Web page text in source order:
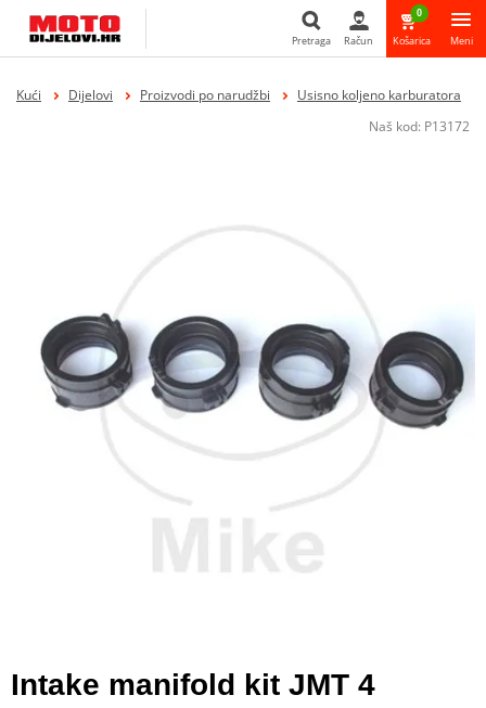
Pretraga
Pretraga Račun
0
Košarica Meni
Kući Dijelovi Proizvodi po narudžbi
Usisno koljeno karburatora
Naš kod: P13172
Intake manifold kit JMT 4